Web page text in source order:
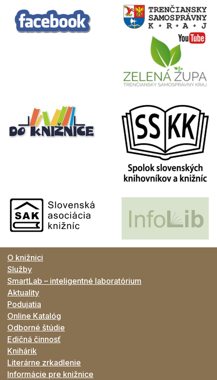
O knižnici
Služby
SmartLab – inteligentné laboratórium
Aktuality
Podujatia
Online Katalóg
Odborné štúdie
Edičná činnosť
Knihárik
Literárne zrkadlenie
Informácie pre knižnice